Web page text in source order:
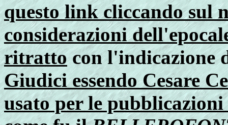
questo link cliccando sul
considerazioni
ritrattocon l'indicazione
Giudici essendo Cesare
usato per le